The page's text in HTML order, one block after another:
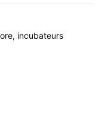
incubateurs